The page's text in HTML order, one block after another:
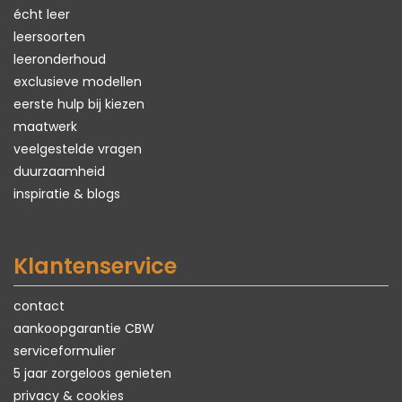
écht leer
leersoorten
leeronderhoud
exclusieve modellen
eerste hulp bij kiezen
maatwerk
veelgestelde vragen
duurzaamheid
inspiratie & blogs
Klantenservice
contact
aankoopgarantie CBW
serviceformulier
5 jaar zorgeloos genieten
privacy & cookies